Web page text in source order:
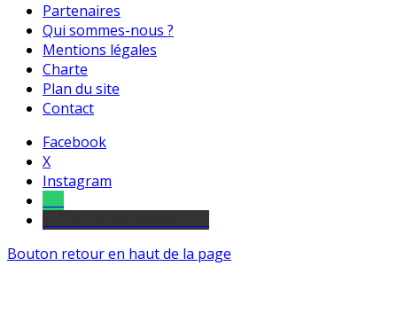
Partenaires
Qui sommes-nous ?
Mentions légales
Charte
Plan du site
Contact
Facebook
X
Instagram
Bouton retour en haut de la page